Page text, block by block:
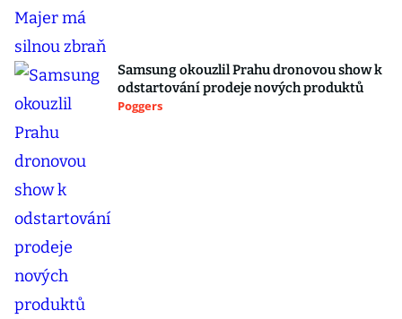
Samsung okouzlil Prahu dronovou show k
odstartování prodeje nových produktů
Poggers